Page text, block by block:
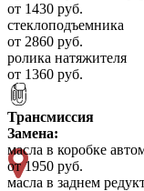
от 1430 руб.
стеклоподъемника
от 2860 руб.
ролика натяжителя
от 1360 руб.
Трансмиссия
Замена:
масла в коробке
от 1950 руб.
масла в заднем